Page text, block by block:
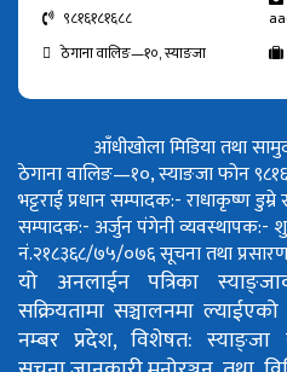
९८१६१८१६८८
ठेगाना वालिङ—१०, स्याङजा
आँधीखोला मिडिया तथा
ठेगाना वालिङ—१०, स्याङजा फोन
भट्टराईप्रधान सम्पादक:- राधाकृष्ण डुम्रे
सम्पादक:- अर्जुन पंगेनीव्यवस्थापक:-
नं.२१८३६८/७५/०७६सूचना तथा
यो अनलाईन पत्रिका
सक्रियतामा सञ्चालनमा ल्याईएको
नम्बर प्रदेश, विशेषत: स्याङ्जा